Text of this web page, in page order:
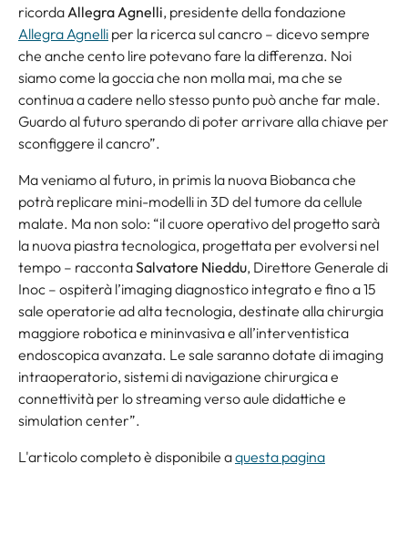
ricorda Allegra Agnelli, presidente della fondazione
Allegra Agnelli per la ricerca sul cancro – dicevo sempre
che anche cento lire potevano fare la differenza. Noi
siamo come la goccia che non molla mai, ma che se
continua a cadere nello stesso punto può anche far male.
Guardo al futuro sperando di poter arrivare alla chiave per
sconfiggere il cancro”.
Ma veniamo al futuro, in primis la nuova Biobanca che
potrà replicare mini-modelli in 3D del tumore da cellule
malate. Ma non solo: “il cuore operativo del progetto sarà
la nuova piastra tecnologica, progettata per evolversi nel
tempo – raccontaSalvatore Nieddu, Direttore Generale di
Inoc – ospiterà l’imaging diagnostico integrato e fino a 15
sale operatorie ad alta tecnologia, destinate alla chirurgia
maggiore robotica e mininvasiva e all’interventistica
endoscopica avanzata. Le sale saranno dotate di imaging
intraoperatorio, sistemi di navigazione chirurgica e
connettività per lo streaming verso aule didattiche e
simulation center”.
L'articolo completo è disponibile aquesta pagina